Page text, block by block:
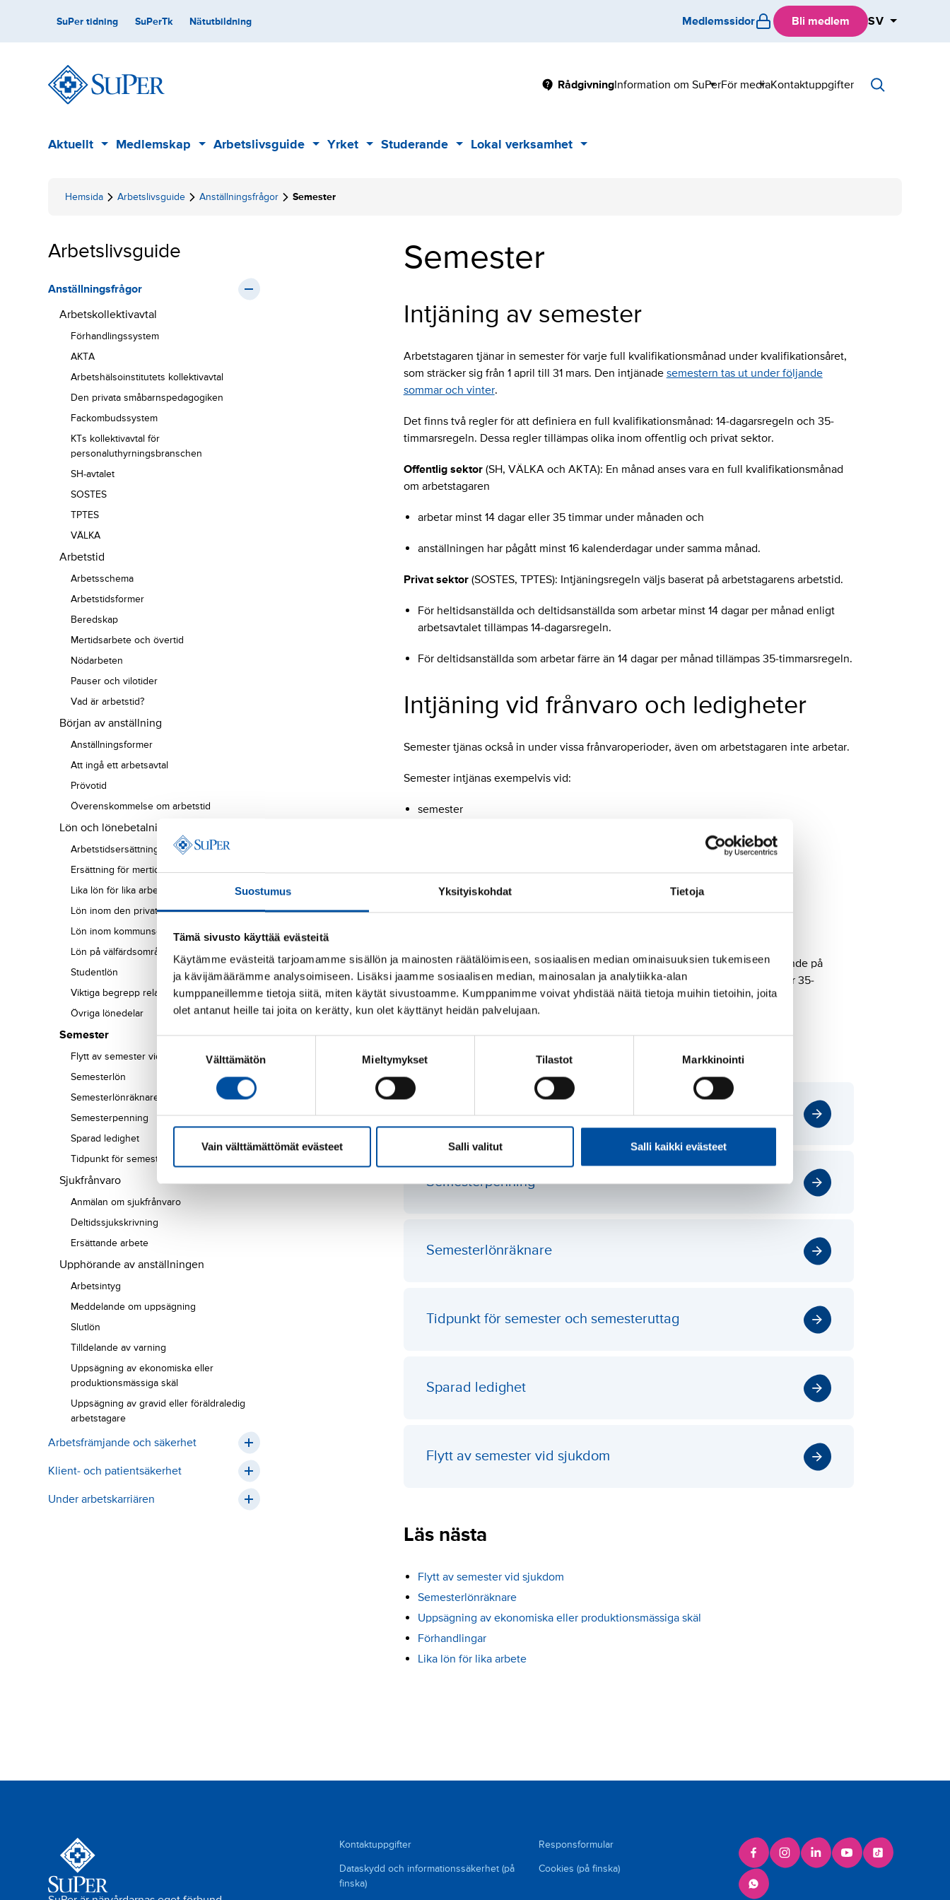
Suostumus Yksityiskohdat Tietoja
Tämä sivusto käyttää evästeitä
Käytämme evästeitä tarjoamamme sisällön ja mainosten räätälöimiseen, sosiaalisen median ominaisuuksien tukemiseen
ja kävijämäärämme analysoimiseen. Lisäksi jaamme sosiaalisen median, mainosalan ja analytiikka-alan
kumppaneillemme tietoja siitä, miten käytät sivustoamme. Kumppanimme voivat yhdistää näitä tietoja muihin tietoihin, joita
olet antanut heille tai joita on kerätty, kun olet käyttänyt heidän palvelujaan.
valinta
Välttämätön Mieltymykset Tilastot Markkinointi
Vain välttämättömät evästeet Salli valitut Salli kaikki evästeet
content
Secondary
SuPer tidning SuPerTk Nätutbildning Medlemssidor Bli medlem SV
Main
RådgivningInformation om SuPerSubFör mediaSubKontaktuppgifter
Main
Aktuellt
SubMedlemskap
SubArbetslivsguide
SubYrket
SubStuderande
SubLokal verksamhet
Sub
Hemsida Arbetslivsguide Anställningsfrågor Semester
Arbetslivsguide
Anställningsfrågor
Arbetskollektivavtal
Förhandlingssystem
AKTA
Arbetshälsoinstitutets kollektivavtal
Den privata småbarnspedagogiken
Fackombudssystem
KTs kollektivavtal för
personaluthyrningsbranschen
SH-avtalet
SOSTES
TPTES
VÄLKA
Arbetstid
Arbetsschema
Arbetstidsformer
Beredskap
Mertidsarbete och övertid
Nödarbeten
Pauser och vilotider
Vad är arbetstid?
Början av anställning
Anställningsformer
Att ingå ett arbetsavtal
Prövotid
Överenskommelse om arbetstid
Lön och lönebetalning
Arbetstidsersättningar
Ersättning för mertidsarbete och övertid
Lika lön för lika arbete
Lön inom den privata sektorn
Lön inom kommunsektorn
Lön på välfärdsområdet
Studentlön
Viktiga begrepp relaterade till löner
Övriga lönedelar
Semester
Flytt av semester vid sjukdom
Semesterlön
Semesterlönräknare
Semesterpenning
Sparad ledighet
Tidpunkt för semester och semesteruttag
Sjukfrånvaro
Anmälan om sjukfrånvaro
Deltidssjukskrivning
Ersättande arbete
Upphörande av anställningen
Arbetsintyg
Meddelande om uppsägning
Slutlön
Tilldelande av varning
Uppsägning av ekonomiska eller
produktionsmässiga skäl
Uppsägning av gravid eller föräldraledig
arbetstagare
Arbetsfrämjande och säkerhet
Klient- och patientsäkerhet
Under arbetskarriären
Semester
Intjäning av semester
Arbetstagaren tjänar in semester för varje full kvalifikationsmånad under kvalifikationsåret,
som sträcker sig från 1 april till 31 mars. Den intjänade semestern tas ut under följande
sommar och vinter.
Det finns två regler för att definiera en full kvalifikationsmånad: 14-dagarsregeln och 35-
timmarsregeln. Dessa regler tillämpas olika inom offentlig och privat sektor.
Offentlig sektor(SH, VÄLKA och AKTA): En månad anses vara en full kvalifikationsmånad
om arbetstagaren
arbetar minst 14 dagar eller 35 timmar under månaden och
anställningen har pågått minst 16 kalenderdagar under samma månad.
Privat sektor(SOSTES, TPTES): Intjäningsregeln väljs baserat på arbetstagarens arbetstid.
För heltidsanställda och deltidsanställda som arbetar minst 14 dagar per månad enligt
arbetsavtalet tillämpas 14-dagarsregeln.
För deltidsanställda som arbetar färre än 14 dagar per månad tillämpas 35-timmarsregeln.
Intjäning vid frånvaro och ledigheter
Semester tjänas också in under vissa frånvaroperioder, även om arbetstagaren inte arbetar.
Semester intjänas exempelvis vid:
semester
graviditets- och föräldraledighet
tillfällig vårdledighet
permittering
Tiden för vilken semester intjänas under dessa frånvaroperioder varierar beroende på
tillämpligtkollektivavtaloch om arbetstagaren omfattas av 14-dagarsregeln eller 35-
timmarsregeln.
Läs även
Semesterlön
Semesterpenning
Semesterlönräknare
Tidpunkt för semester och semesteruttag
Sparad ledighet
Flytt av semester vid sjukdom
Läs nästa
Flytt av semester vid sjukdom
Semesterlönräknare
Uppsägning av ekonomiska eller produktionsmässiga skäl
Förhandlingar
Lika lön för lika arbete
Kontaktuppgifter
Responsformular
Dataskydd och informationssäkerhet (på
finska)
Cookies (på finska)